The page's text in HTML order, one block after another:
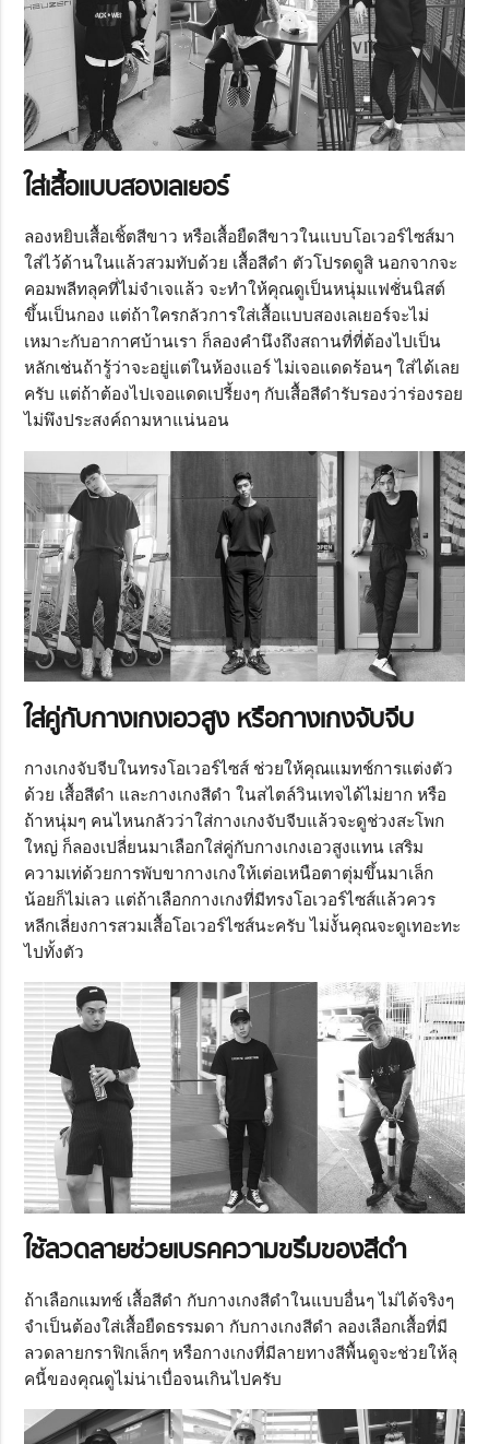
ใส่เสื้อแบบสองเลเยอร์
ลองหยิบเสื้อเชิ้ตสีขาว หรือเสื้อยืดสีขาวในแบบโอเวอร์ไซส์มา
ใส่ไว้ด้านในแล้วสวมทับด้วย เสื้อสีดำ ตัวโปรดดูสิ นอกจากจะ
คอมพลีทลุคที่ไม่จำเจแล้ว จะทำให้คุณดูเป็นหนุ่มแฟชั่นนิสต์
ขึ้นเป็นกอง แต่ถ้าใครกลัวการใส่เสื้อแบบสองเลเยอร์จะไม่
เหมาะกับอากาศบ้านเรา ก็ลองคำนึงถึงสถานที่ที่ต้องไปเป็น
หลักเช่นถ้ารู้ว่าจะอยู่แต่ในห้องแอร์ ไม่เจอแดดร้อนๆ ใส่ได้เลย
ครับ แต่ถ้าต้องไปเจอแดดเปรี้ยงๆ กับเสื้อสีดำรับรองว่าร่องรอย
ไม่พึงประสงค์ถามหาแน่นอน
ใส่คู่กับกางเกงเอวสูง หรือกางเกงจับจีบ
กางเกงจับจีบในทรงโอเวอร์ไซส์ ช่วยให้คุณแมทช์การแต่งตัว
ด้วย เสื้อสีดำ และกางเกงสีดำ ในสไตล์วินเทจได้ไม่ยาก หรือ
ถ้าหนุ่มๆ คนไหนกลัวว่าใส่กางเกงจับจีบแล้วจะดูช่วงสะโพก
ใหญ่ ก็ลองเปลี่ยนมาเลือกใส่คู่กับกางเกงเอวสูงแทน เสริม
ความเท่ด้วยการพับขากางเกงให้เต่อเหนือตาตุ่มขึ้นมาเล็ก
น้อยก็ไม่เลว แต่ถ้าเลือกกางเกงที่มีทรงโอเวอร์ไซส์แล้วควร
หลีกเลี่ยงการสวมเสื้อโอเวอร์ไซส์นะครับ ไม่งั้นคุณจะดูเทอะทะ
ไปทั้งตัว
ใช้ลวดลายช่วยเบรคความขรึมของสีดำ
ถ้าเลือกแมทช์ เสื้อสีดำ กับกางเกงสีดำในแบบอื่นๆ ไม่ได้จริงๆ
จำเป็นต้องใส่เสื้อยืดธรรมดา กับกางเกงสีดำ ลองเลือกเสื้อที่มี
ลวดลายกราฟิกเล็กๆ หรือกางเกงที่มีลายทางสีพื้นดูจะช่วยให้ลุ
คนี้ของคุณดูไม่น่าเบื่อจนเกินไปครับ